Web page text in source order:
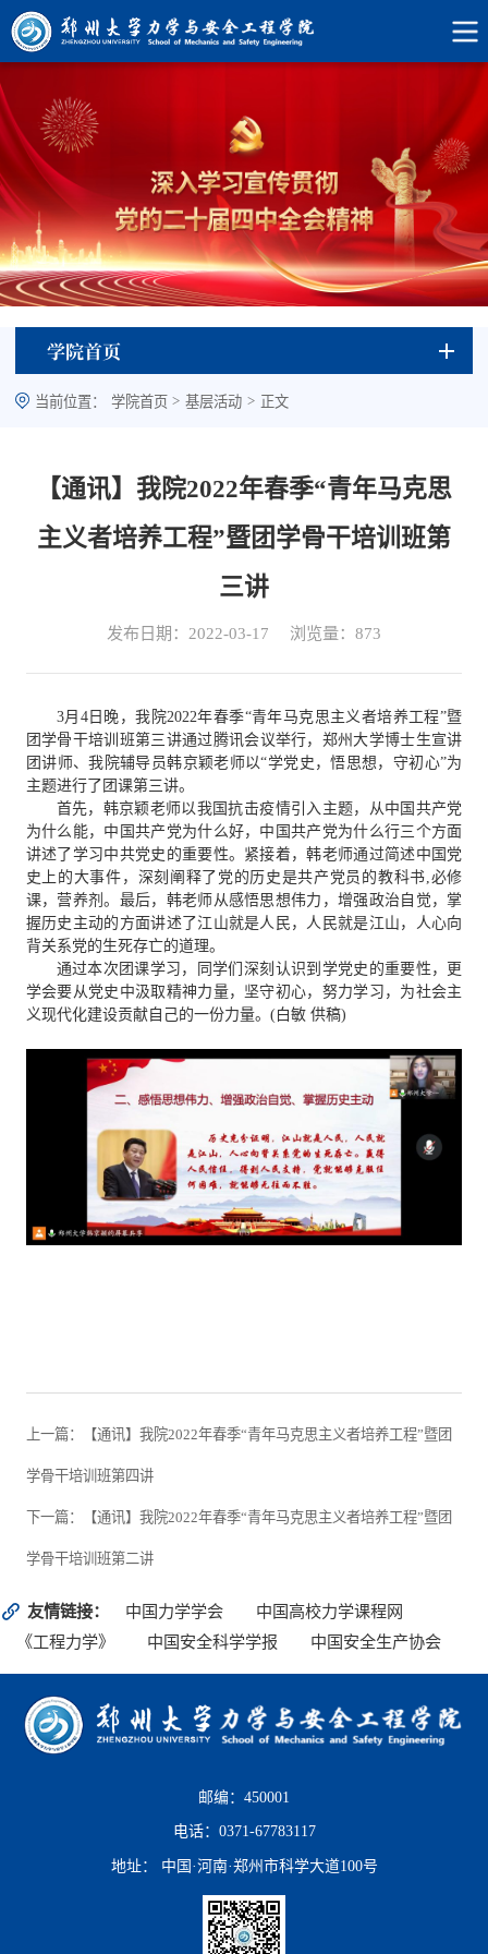
学院首页
当前位置： 学院首页 > 基层活动 > 正文
【通讯】我院2022年春季“青年马克思
主义者培养工程”暨团学骨干培训班第
三讲
发布日期：2022-03-17 浏览量： 873
3月4日晚，我院2022年春季“青年马克思主义者培养工程”暨
团学骨干培训班第三讲通过腾讯会议举行，郑州大学博士生宣讲
团讲师、我院辅导员韩京颖老师以“学党史，悟思想，守初心”为
主题进行了团课第三讲。
首先，韩京颖老师以我国抗击疫情引入主题，从中国共产党
为什么能，中国共产党为什么好，中国共产党为什么行三个方面
讲述了学习中共党史的重要性。紧接着，韩老师通过简述中国党
史上的大事件，深刻阐释了党的历史是共产党员的教科书 ,必修
课，营养剂。最后，韩老师从感悟思想伟力，增强政治自觉，掌
握历史主动的方面讲述了江山就是人民，人民就是江山，人心向
背关系党的生死存亡的道理。
通过本次团课学习，同学们深刻认识到学党史的重要性，更
学会要从党史中汲取精神力量，坚守初心， 努力学习，为社会主
义现代化建设贡献自己的一份力量。 (白敏 供稿)
上一篇：【通讯】我院2022年春季“青年马克思主义者培养工程”暨团
学骨干培训班第四讲
下一篇：【通讯】我院2022年春季“青年马克思主义者培养工程”暨团
学骨干培训班第二讲
友情链接： 中国力学学会
中国高校力学课程网
《工程力学》
中国安全科学学报 中国安全生产协会
邮编：450001
电话：0371-67783117
地址： 中国·河南·郑州市科学大道100号